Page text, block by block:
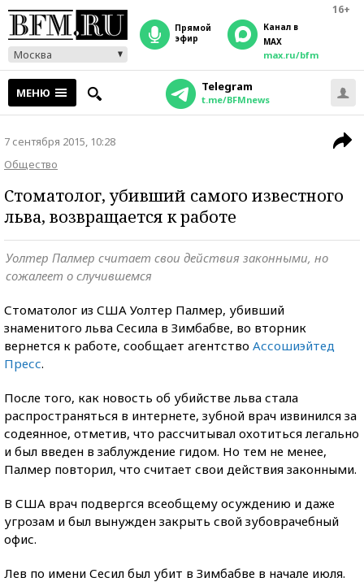
16+
Москва
прямой
эфир
Канал в
MAX
max.ru/bfm
МЕНЮ Telegram
t.me/BFMnews
7 сентября 2015, 10:28
Общество
Стоматолог, убивший самого известного
льва, возвращается к работе
Уолтер Палмер считает свои действия законными, но
сожалеет о случившемся
Стоматолог из США Уолтер Палмер, убивший
знаменитого льва Сесила в Зимбабве, во вторник
вернется к работе, сообщает агентство Ассошиэйтед
Пресс.
После того, как новость об убийстве льва стала
распространяться в интернете, зубной врач извинился за
содеянное, отметив, что рассчитывал охотиться легально
и был введен в заблуждение гидом. Но тем не менее,
Палмер повторил, что считает свои действия законными.
В США врач подвергся всеобщему осуждению и даже
угрозам и был вынужден закрыть свой зубоврачебный
офис.
Лев по имени Сесил был убит в Зимбабве в начале июля.